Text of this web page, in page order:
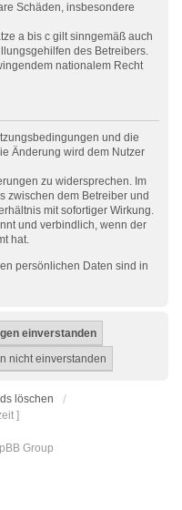
Schäden, insbesondere
a bis c gilt sinngemäß auch
des Betreibers.
nationalem Recht
und die
Änderung wird dem Nutzer
zu widersprechen. Im
zwischen dem Betreiber und
mit sofortiger Wirkung.
und verbindlich, wenn der
hat.
persönlichen Daten sind in
löschen
]
Group